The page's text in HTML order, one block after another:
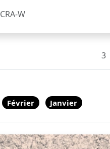
CRA-W
3
Février Janvier